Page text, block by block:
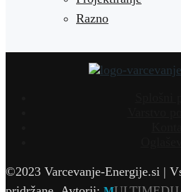
Razno
©2023 Varcevanje-Energije.si |